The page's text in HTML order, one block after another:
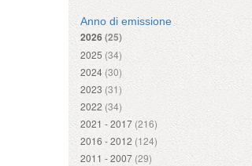
Anno di emissione
2026(25)
2025 (34)
2024 (30)
2023 (31)
2022 (34)
2021 - 2017 (216)
2016 - 2012 (124)
2011 - 2007 (29)